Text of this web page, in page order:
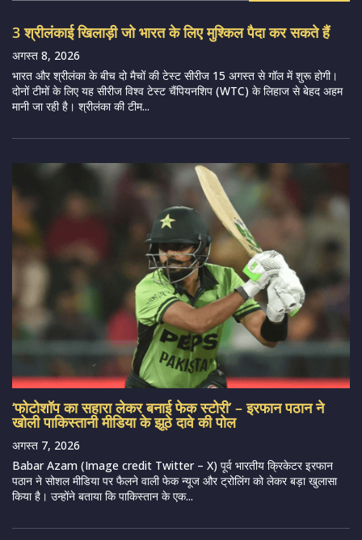
3 श्रीलंकाई खिलाड़ी जो भारत के लिए मुश्किल पैदा कर सकते हैं
अगस्त 8, 2026
भारत और श्रीलंका के बीच दो मैचों की टेस्ट सीरीज 15 अगस्त से गॉल में शुरू होगी।
दोनों टीमों के लिए यह सीरीज विश्व टेस्ट चैंपियनशिप (WTC) के लिहाज से बेहद अहम
मानी जा रही है। श्रीलंका की टीम...
‘फोटोशॉप का सहारा लेकर बनाई फेक स्टोरी’ – इरफान पठान ने
खोली पाकिस्तानी मीडिया के झूठे दावे की पोल
अगस्त 7, 2026
Babar Azam (Image credit Twitter – X) पूर्व भारतीय क्रिकेटर इरफान
पठान ने सोशल मीडिया पर फैलने वाली फेक न्यूज और ट्रोलिंग को लेकर बड़ा खुलासा
किया है। उन्होंने बताया कि पाकिस्तान के एक...